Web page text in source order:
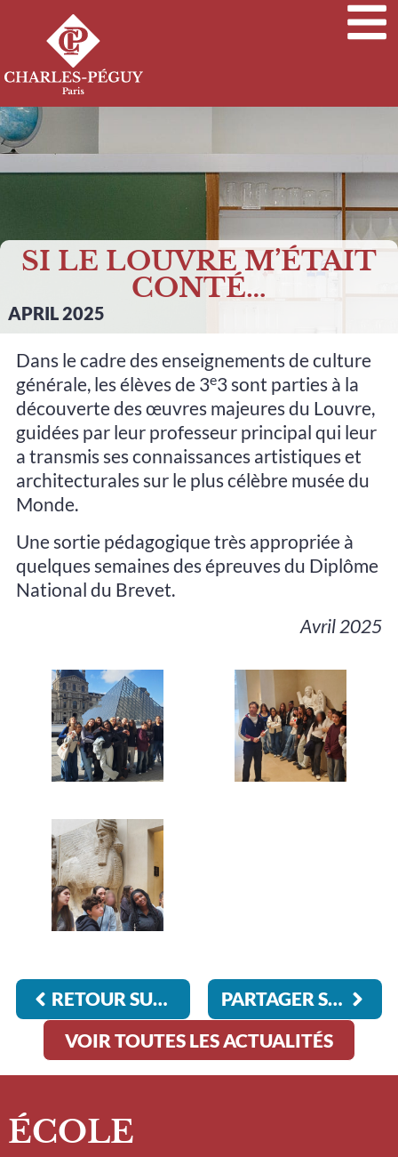
SI LE LOUVRE M’ÉTAIT
CONTÉ…
APRIL 2025
Dans le cadre des enseignements de culture
générale, les élèves de 3e3 sont parties à la
découverte des œuvres majeures du Louvre,
guidées par leur professeur principal qui leur
a transmis ses connaissances artistiques et
architecturales sur le plus célèbre musée du
Monde.
Une sortie pédagogique très appropriée à
quelques semaines des épreuves du Diplôme
National du Brevet.
Avril 2025
RETOUR SUR L’EXPOSITION SILENCE
PARTAGER SA FOI
VOIR TOUTES LES ACTUALITÉS
ÉCOLE